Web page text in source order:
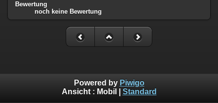
Bewertung
noch keine Bewertung
Powered by Piwigo
Ansicht : Mobil Standard